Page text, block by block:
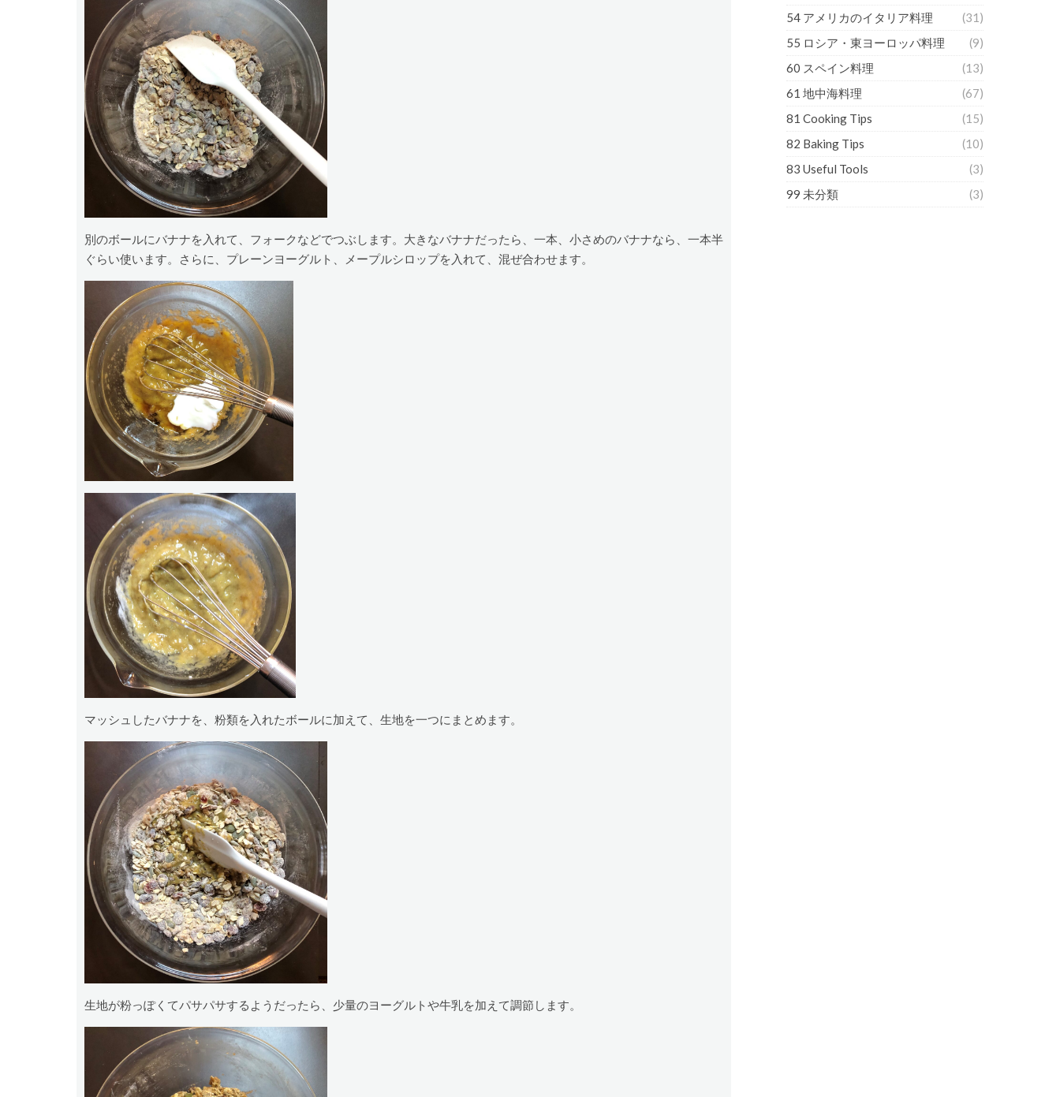
別のボールにバナナを入れて、フォークなどでつぶします。大きなバナナだったら、一本、小さめのバナナなら、一本半
ぐらい使います。さらに、プレーンヨーグルト、メープルシロップを入れて、混ぜ合わせます。
マッシュしたバナナを、粉類を入れたボールに加えて、生地を一つにまとめます。
生地が粉っぽくてパサパサするようだったら、少量のヨーグルトや牛乳を加えて調節します。
54 アメリカのイタリア料理
(31)
55 ロシア・東ヨーロッパ料理
(9)
60 スペイン料理
(13)
61 地中海料理
(67)
81 Cooking Tips
(15)
82 Baking Tips
(10)
83 Useful Tools
(3)
99 未分類
(3)